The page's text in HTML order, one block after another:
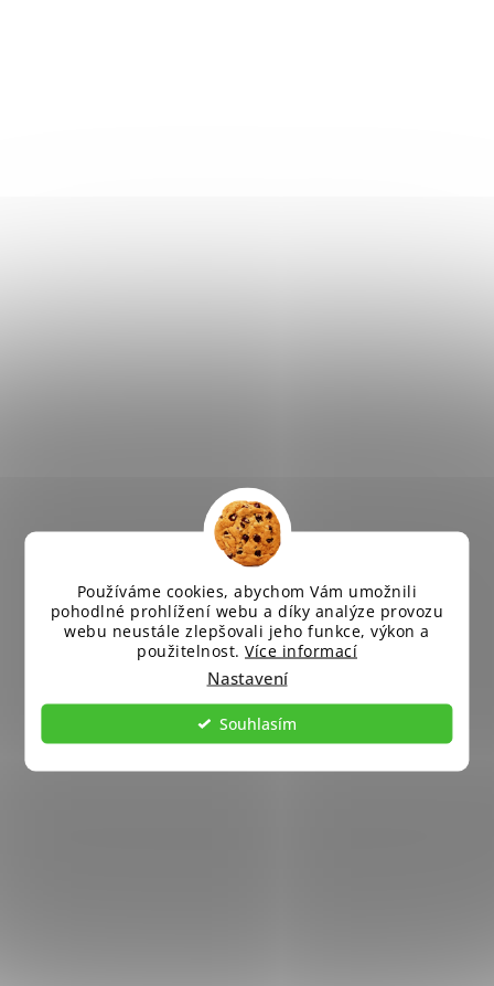
Používáme cookies, abychom Vám umožnili
pohodlné prohlížení webu a díky analýze provozu
webu neustále zlepšovali jeho funkce, výkon a
použitelnost. Více informací
Nastavení
Souhlasím